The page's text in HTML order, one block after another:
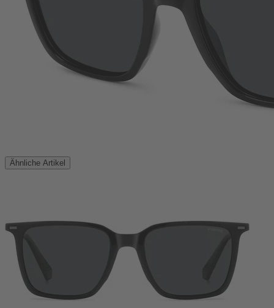
Ähnliche Artikel